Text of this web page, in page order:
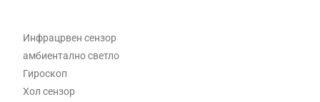
Инфрацрвен сензор
амбиентално светло
Гироскоп
Хол сензор